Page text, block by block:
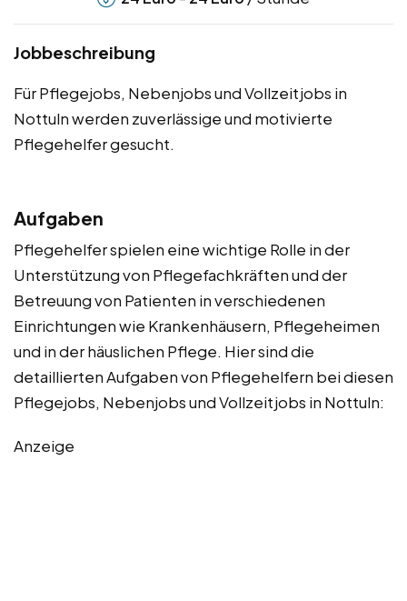
Jobbeschreibung
Für Pflegejobs, Nebenjobs und Vollzeitjobs in
Nottuln werden zuverlässige und motivierte
Pflegehelfer gesucht.
Aufgaben
Pflegehelfer spielen eine wichtige Rolle in der
Unterstützung von Pflegefachkräften und der
Betreuung von Patienten in verschiedenen
Einrichtungen wie Krankenhäusern, Pflegeheimen
und in der häuslichen Pflege. Hier sind die
detaillierten Aufgaben von Pflegehelfern bei diesen
Pflegejobs, Nebenjobs und Vollzeitjobs in Nottuln:
Anzeige